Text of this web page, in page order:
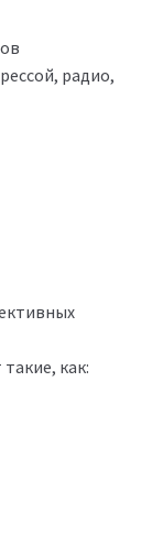
радио,
как: